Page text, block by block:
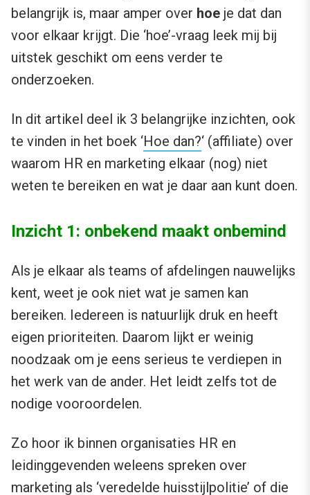
belangrijk is, maar amper over hoe je dat dan
voor elkaar krijgt. Die ‘hoe’-vraag leek mij bij
uitstek geschikt om eens verder te
onderzoeken.
In dit artikel deel ik 3 belangrijke inzichten, ook
te vinden in het boek ‘Hoe dan?‘ (affiliate) over
waarom HR en marketing elkaar (nog) niet
weten te bereiken en wat je daar aan kunt doen.
Inzicht 1: onbekend maakt onbemind
Als je elkaar als teams of afdelingen nauwelijks
kent, weet je ook niet wat je samen kan
bereiken. Iedereen is natuurlijk druk en heeft
eigen prioriteiten. Daarom lijkt er weinig
noodzaak om je eens serieus te verdiepen in
het werk van de ander. Het leidt zelfs tot de
nodige vooroordelen.
Zo hoor ik binnen organisaties HR en
leidinggevenden weleens spreken over
marketing als ‘veredelde huisstijlpolitie’ of die